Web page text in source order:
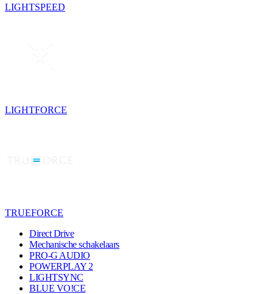
LIGHTSPEED
LIGHTFORCE
TRUEFORCE
Direct Drive
Mechanische schakelaars
PRO-G AUDIO
POWERPLAY 2
LIGHTSYNC
BLUE VO!CE